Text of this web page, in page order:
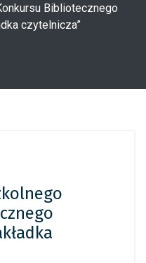
Bibliotecznego
czytelnicza”